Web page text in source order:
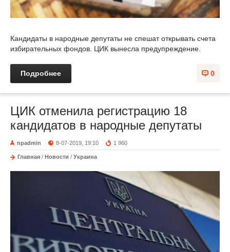
Кандидаты в народные депутаты не спешат открывать счета
избирательных фондов. ЦИК вынесла предупреждение.
0
Подробнее
ЦИК отменила регистрацию 18
кандидатов в народные депутаты
npadmin 8-07-2019, 19:10 1 960
Главная / Новости / Украина